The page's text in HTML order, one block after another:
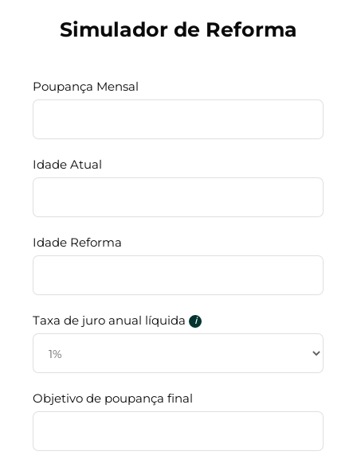
Simulador de Reforma
Poupança Mensal
Idade Atual
Idade Reforma
Taxa de juro anual líquida i
Objetivo de poupança final